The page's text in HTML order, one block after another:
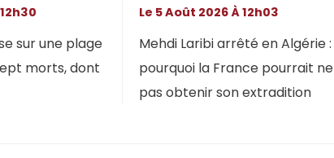
sur une plage
morts, dont
Mehdi Laribi arrêté en Algérie :
pourquoi la France pourrait ne
pas obtenir son extradition
Le 5 Août 2026 À 12h03